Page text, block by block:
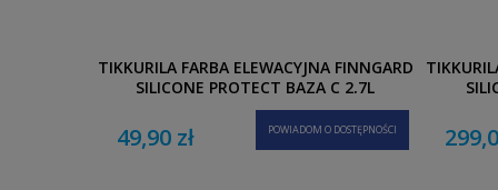
TIKKURILA FARBA ELEWACYJNA FINNGARD
SILICONE PROTECT BAZA C 2,7L
49,90 zł POWIADOM O DOSTĘPNOŚCI